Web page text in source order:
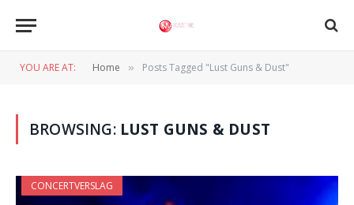
YOU ARE AT: Home » Posts Tagged "Lust Guns & Dust"
BROWSING: LUST GUNS & DUST
CONCERTVERSLAG